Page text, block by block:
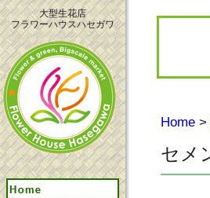
大型生花店
フラワーハウスハセガワ
Home >
セメ